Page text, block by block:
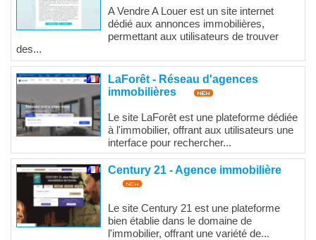
A Vendre A Louer est un site internet
dédié aux annonces immobilières,
permettant aux utilisateurs de trouver
des...
LaForêt - Réseau d'agences
immobilières
Le site LaForêt est une plateforme dédiée
à l'immobilier, offrant aux utilisateurs une
interface pour rechercher...
Century 21 - Agence immobilière
Le site Century 21 est une plateforme
bien établie dans le domaine de
l'immobilier, offrant une variété de...